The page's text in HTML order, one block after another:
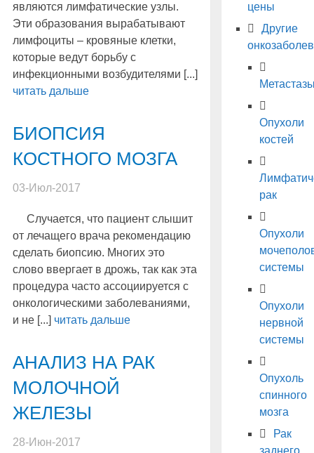
являются лимфатические узлы.
Эти образования вырабатывают
лимфоциты – кровяные клетки,
которые ведут борьбу с
инфекционными возбудителями [...]
читать дальше
БИОПСИЯ
КОСТНОГО МОЗГА
03-Июл-2017
Случается, что пациент слышит
от лечащего врача рекомендацию
сделать биопсию. Многих это
слово ввергает в дрожь, так как эта
процедура часто ассоциируется с
онкологическими заболеваниями,
и не [...] читать дальше
АНАЛИЗ НА РАК
МОЛОЧНОЙ
ЖЕЛЕЗЫ
28-Июн-2017
цены
Другие
Опухоли
костей
рак
Опухоли
системы
Опухоли
нервной
системы
Опухоль
спинного
мозга
Рак